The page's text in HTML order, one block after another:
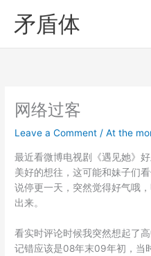
content
矛盾体
网络过客
Leave a Comment /At the
最近看微博电视剧《遇见她》
美好的想往，这可能和妹子们
说停更一天，突然觉得好气哦
出来。
看实时评论时候我突然想起了
记错应该是08年末09年初，当